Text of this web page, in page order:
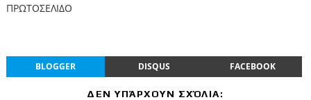
ΠΡΩΤΟΣΕΛΙΔΟ
BLOGGER DISQUS FACEBOOK
ΔΕΝ ΥΠΆΡΧΟΥΝ ΣΧΌΛΙΑ: